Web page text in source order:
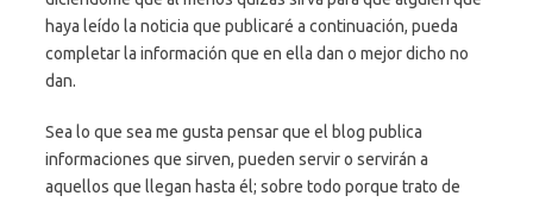
haya leído la noticia que publicaré a continuación, pueda
completar la información que en ella dan o mejor dicho no
dan.
Sea lo que sea me gusta pensar que el blog publica
informaciones que sirven, pueden servir o servirán a
aquellos que llegan hasta él; sobre todo porque trato de